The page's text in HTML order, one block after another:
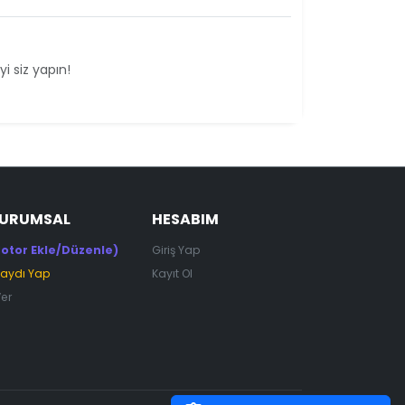
siz yapın!
Ekle/Düzenle)
Yap
HESABIM
Giriş Yap
Kayıt Ol